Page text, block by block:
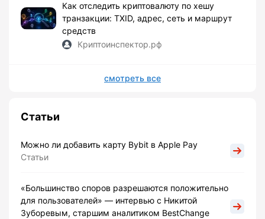
Как отследить криптовалюту по хешу
транзакции: TXID, адрес, сеть и маршрут
средств
Криптоинспектор.рф
смотреть все
Статьи
Можно ли добавить карту Bybit в Apple Pay
Статьи
«Большинство споров разрешаются положительно
для пользователей» — интервью с Никитой
Зуборевым, старшим аналитиком BestChange